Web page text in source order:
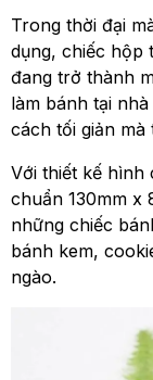
Trong thời đại
dụng, chiếc hộp
đang trở thành
làm bánh tại
cách tối giản mà
Với thiết kế
chuẩn 130mm x
những chiếc
bánh kem,
ngào.